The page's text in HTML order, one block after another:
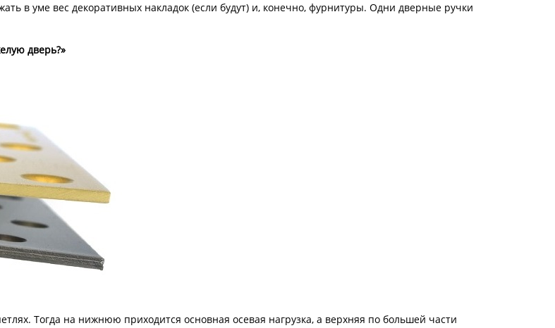
в уме вес декоративных накладок (если будут) и, конечно, фурнитуры. Одни дверные ручки
дверь?»
Тогда на нижнюю приходится основная осевая нагрузка, а верхняя по большей части